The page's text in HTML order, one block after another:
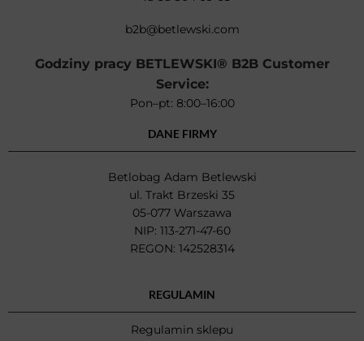
b2b@betlewski.com
Godziny pracy BETLEWSKI® B2B Customer
Service:
Pon–pt: 8:00–16:00
DANE FIRMY
Betlobag Adam Betlewski
ul. Trakt Brzeski 35
05-077 Warszawa
NIP: 113-271-47-60
REGON: 142528314
REGULAMIN
Regulamin sklepu